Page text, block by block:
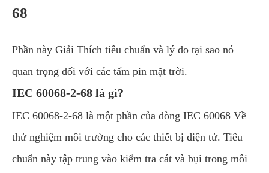
68
Phần này Giải Thích tiêu chuẩn và lý do tại sao nó
quan trọng đối với các tấm pin mặt trời.
IEC 60068-2-68 là gì?
IEC 60068-2-68 là một phần của dòng IEC 60068 Về
thử nghiệm môi trường cho các thiết bị điện tử. Tiêu
chuẩn này tập trung vào kiểm tra cát và bụi trong môi